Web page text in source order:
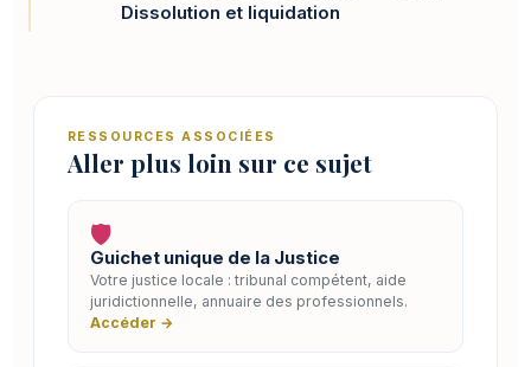
Dissolution et liquidation
RESSOURCES ASSOCIÉES
Aller plus loin sur ce sujet
🛡️
Guichet unique de la Justice
Votre justice locale : tribunal compétent, aide
juridictionnelle, annuaire des professionnels.
Accéder →